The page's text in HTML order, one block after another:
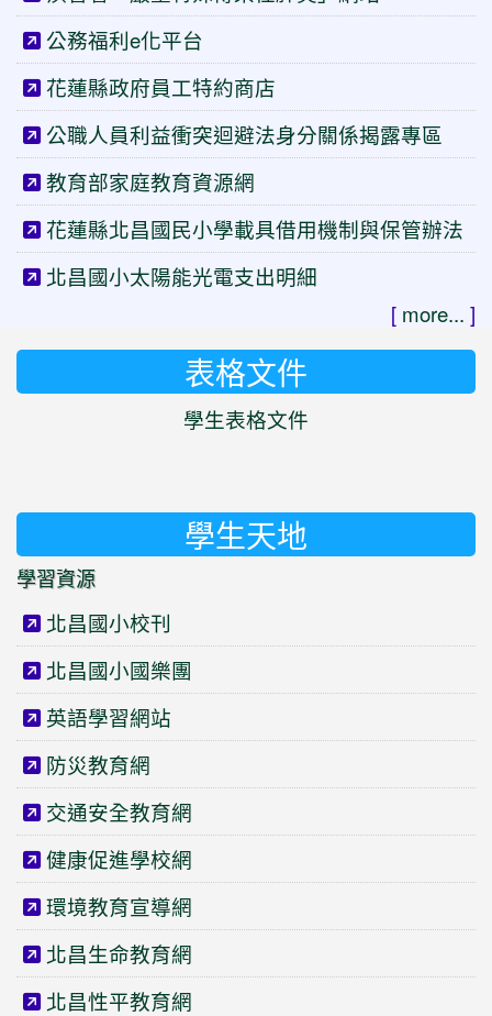
公務福利e化平台
花蓮縣政府員工特約商店
公職人員利益衝突迴避法身分關係揭露專區
教育部家庭教育資源網
花蓮縣北昌國民小學載具借用機制與保管辦法
北昌國小太陽能光電支出明細
[ more... ]
表格文件
學生表格文件
學生天地
學習資源
北昌國小校刊
北昌國小國樂團
英語學習網站
防災教育網
交通安全教育網
健康促進學校網
環境教育宣導網
北昌生命教育網
北昌性平教育網